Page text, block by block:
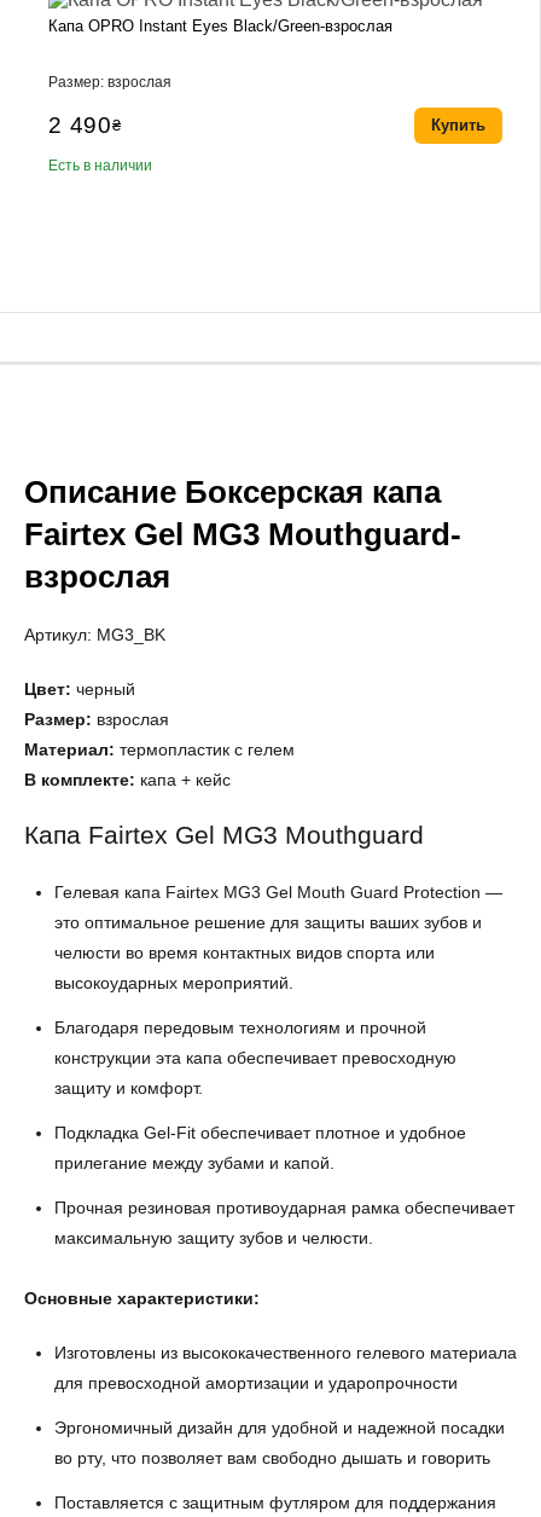
Капа OPRO Instant Eyes Black/Green-взрослая
Размер: взрослая
2 490₴
Есть в наличии
Купить
Описание Боксерская капа
Fairtex Gel MG3 Mouthguard-
взрослая
Артикул: MG3_BK
Цвет: черный
Размер: взрослая
Материал: термопластик с гелем
В комплекте: капа + кейс
Капа Fairtex Gel MG3 Mouthguard
Гелевая капа Fairtex MG3 Gel Mouth Guard Protection —
это оптимальное решение для защиты ваших зубов и
челюсти во время контактных видов спорта или
высокоударных мероприятий.
Благодаря передовым технологиям и прочной
конструкции эта капа обеспечивает превосходную
защиту и комфорт.
Подкладка Gel-Fit обеспечивает плотное и удобное
прилегание между зубами и капой.
Прочная резиновая противоударная рамка обеспечивает
максимальную защиту зубов и челюсти.
Основные характеристики:
Изготовлены из высококачественного гелевого материала
для превосходной амортизации и ударопрочности
Эргономичный дизайн для удобной и надежной посадки
во рту, что позволяет вам свободно дышать и говорить
Поставляется с защитным футляром для поддержания